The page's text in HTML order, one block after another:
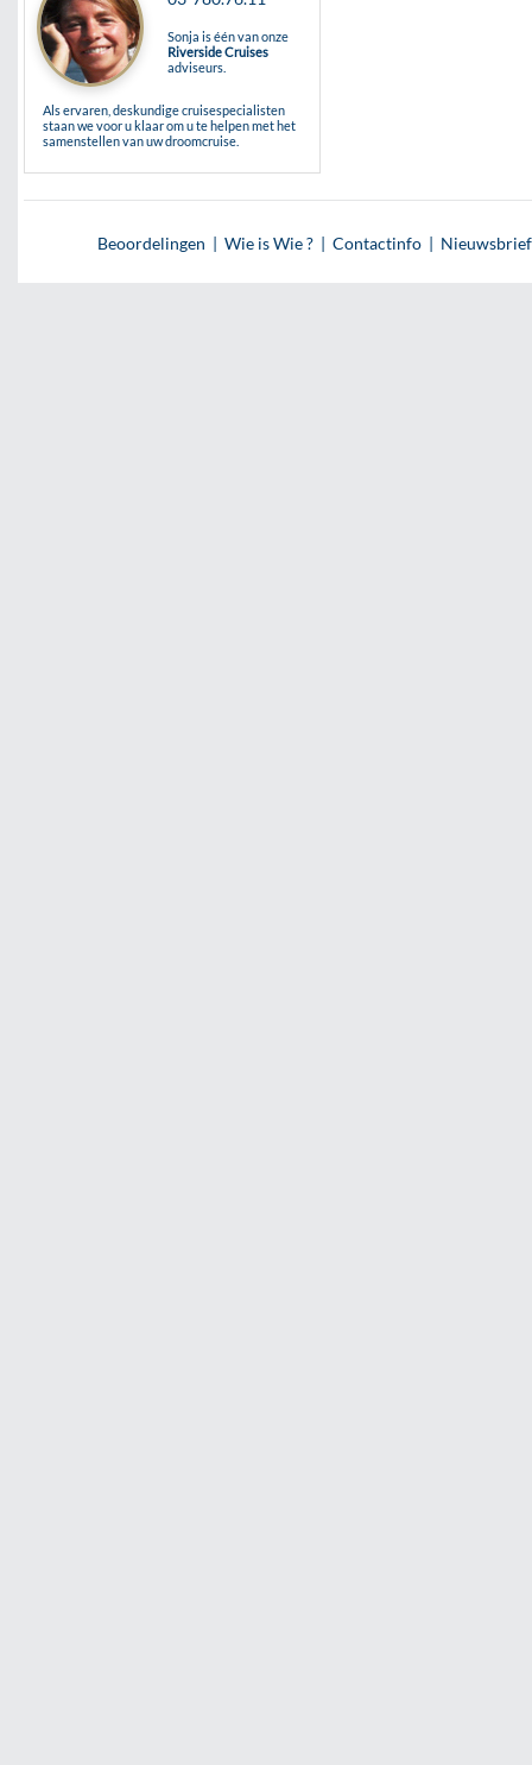
Sonja is één van onze
Riverside Cruises
adviseurs.
Als ervaren, deskundige cruisespecialisten
staan we voor u klaar om u te helpen met het
samenstellen van uw droomcruise.
Beoordelingen | Wie is Wie ? | Contactinfo | Nieuwsbrief